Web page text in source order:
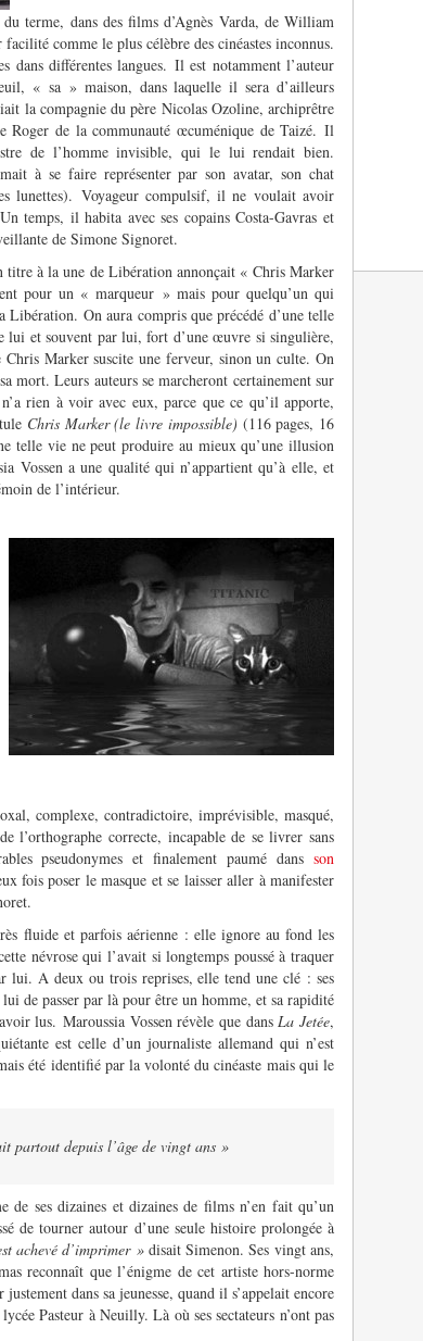
terme, dans des films d’Agnès Varda, de William
comme le plus célèbre des cinéastes inconnus.
dans différentes langues. Il est notamment l’auteur
« sa » maison, dans laquelle il sera d’ailleurs
la compagnie du père Nicolas Ozoline, archiprêtre
Roger de la communauté œcuménique de Taizé. Il
de l’homme invisible, qui le lui rendait bien.
à se faire représenter par son avatar, son chat
lunettes). Voyageur compulsif, il ne voulait avoir
temps, il habita avec ses copains Costa-Gavras et
de Simone Signoret.
à la une de Libération annonçait « Chris Marker
pour un « marqueur » mais pour quelqu’un qui
Libération. On aura compris que précédé d’une telle
lui et souvent par lui, fort d’une œuvre si singulière,
Marker suscite une ferveur, sinon un culte. On
mort. Leurs auteurs se marcheront certainement sur
rien à voir avec eux, parce que ce qu’il apporte,
Chris Marker (le livre impossible) (116 pages, 16
telle vie ne peut produire au mieux qu’une illusion
Vossen a une qualité qui n’appartient qu’à elle, et
de l’intérieur.
complexe, contradictoire, imprévisible, masqué,
l’orthographe correcte, incapable de se livrer sans
pseudonymes et finalement paumé dans son
fois poser le masque et se laisser aller à manifester
fluide et parfois aérienne : elle ignore au fond les
névrose qui l’avait si longtemps poussé à traquer
lui. A deux ou trois reprises, elle tend une clé : ses
de passer par là pour être un homme, et sa rapidité
lus. Maroussia Vossen révèle que dans La Jetée,
est celle d’un journaliste allemand qui n’est
été identifié par la volonté du cinéaste mais qui le
partout depuis l’âge de vingt ans »
ses dizaines et dizaines de films n’en fait qu’un
de tourner autour d’une seule histoire prolongée à
achevé d’imprimer »disait Simenon. Ses vingt ans,
reconnaît que l’énigme de cet artiste hors-norme
dans sa jeunesse, quand il s’appelait encore
Pasteur à Neuilly. Là où ses sectateurs n’ont pas